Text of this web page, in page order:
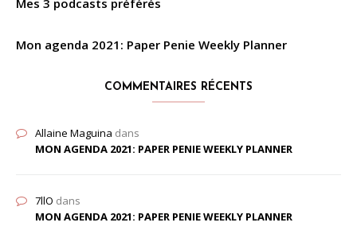
Mes 3 podcasts préférés
Mon agenda 2021: Paper Penie Weekly Planner
COMMENTAIRES RÉCENTS
Allaine Maguina dans
MON AGENDA 2021: PAPER PENIE WEEKLY PLANNER
7llO dans
MON AGENDA 2021: PAPER PENIE WEEKLY PLANNER